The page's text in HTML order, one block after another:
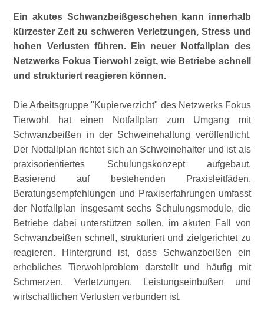
Ein akutes Schwanzbeißgeschehen kann innerhalb
kürzester Zeit zu schweren Verletzungen, Stress und
hohen Verlusten führen. Ein neuer Notfallplan des
Netzwerks Fokus Tierwohl zeigt, wie Betriebe schnell
und strukturiert reagieren können.
Die Arbeitsgruppe Kupierverzicht
des Netzwerks Fokus
Tierwohl hat einen Notfallplan zum Umgang mit
Schwanzbeißen in der Schweinehaltung veröffentlicht.
Der Notfallplan richtet sich an Schweinehalter und ist als
praxisorientiertes Schulungskonzept aufgebaut.
Basierend auf bestehenden Praxisleitfäden,
Beratungsempfehlungen und Praxiserfahrungen umfasst
der Notfallplan insgesamt sechs Schulungsmodule, die
Betriebe dabei unterstützen sollen, im akuten Fall von
Schwanzbeißen schnell, strukturiert und zielgerichtet zu
reagieren. Hintergrund ist, dass Schwanzbeißen ein
erhebliches Tierwohlproblem darstellt und häufig mit
Schmerzen, Verletzungen, Leistungseinbußen und
wirtschaftlichen Verlusten verbunden ist.